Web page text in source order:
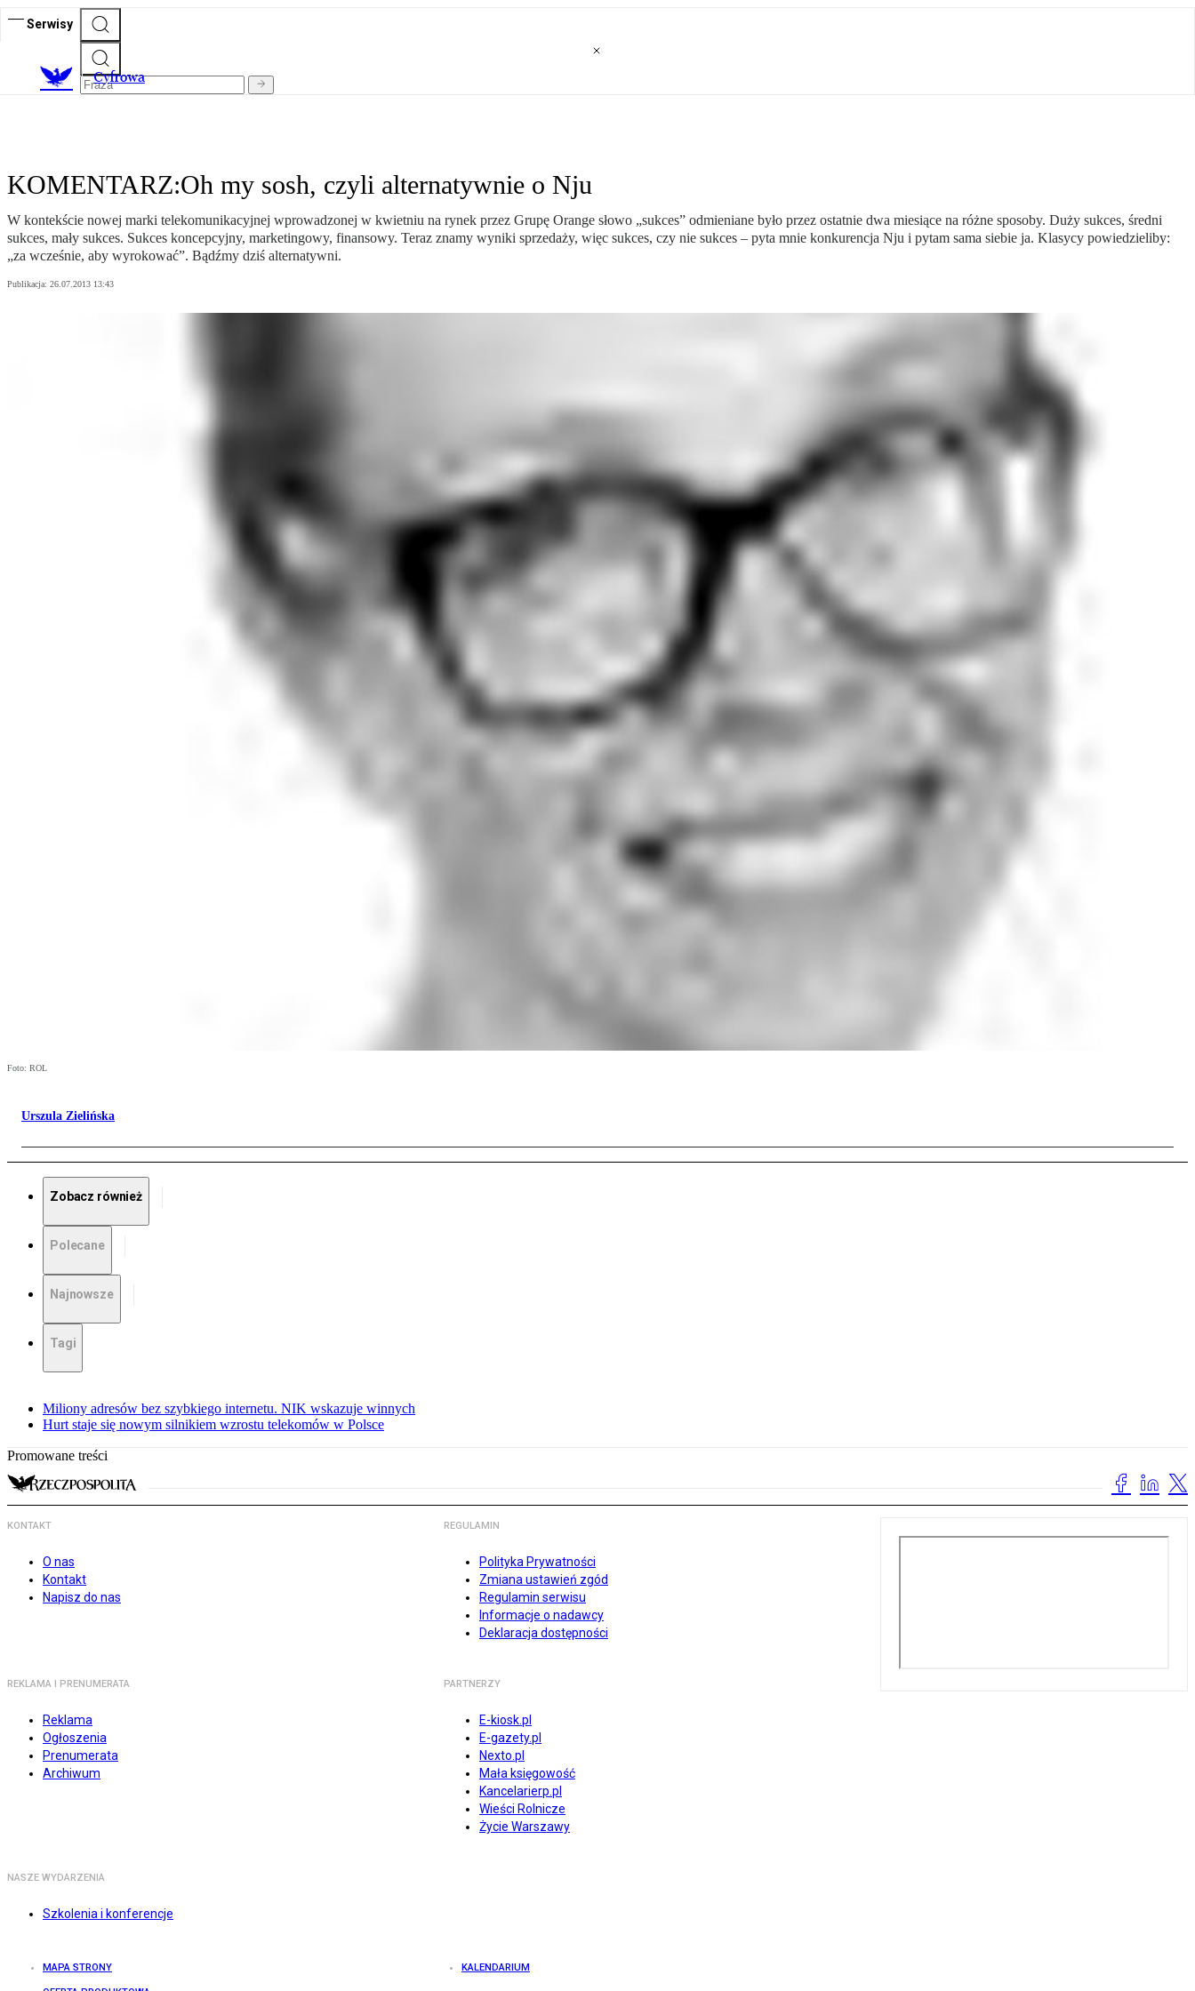
Serwisy
Cyfrowa
KOMENTARZ:Oh my sosh, czyli alternatywnie o Nju
W kontekście nowej marki telekomunikacyjnej wprowadzonej w kwietniu na rynek przez Grupę Orange słowo „sukces” odmieniane było przez ostatnie dwa miesiące na różne sposoby. Duży sukces, średni
sukces, mały sukces. Sukces koncepcyjny, marketingowy, finansowy. Teraz znamy wyniki sprzedaży, więc sukces, czy nie sukces – pyta mnie konkurencja Nju i pytam sama siebie ja. Klasycy powiedzieliby:
„za wcześnie, aby wyrokować”. Bądźmy dziś alternatywni.
Publikacja: 26.07.2013 13:43
Foto: ROL
Urszula Zielińska
Zobacz również
Polecane
Najnowsze
Tagi
Miliony adresów bez szybkiego internetu. NIK wskazuje winnych
Hurt staje się nowym silnikiem wzrostu telekomów w Polsce
Promowane treści
KONTAKT
O nas
Kontakt
Napisz do nas
REGULAMIN
Polityka Prywatności
Zmiana ustawień zgód
Regulamin serwisu
Informacje o nadawcy
Deklaracja dostępności
REKLAMA I PRENUMERATA
Reklama
Ogłoszenia
Prenumerata
Archiwum
PARTNERZY
E-kiosk.pl
E-gazety.pl
Nexto.pl
Mała księgowość
Kancelarierp.pl
Wieści Rolnicze
Życie Warszawy
NASZE WYDARZENIA
Szkolenia i konferencje
MAPA STRONY KALENDARIUM